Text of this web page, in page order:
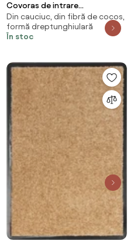
Covoras de intrare
negru/natural din fibre de
Cocos, 75x45 cm, Kirin
Welcome Bizzotto
Din cauciuc, din fibră de cocos,
formă dreptunghiulară
În stoc